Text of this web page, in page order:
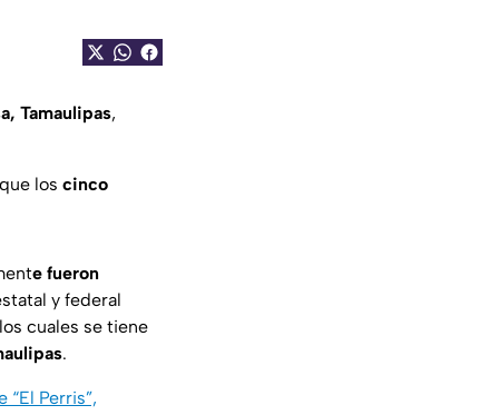
Tamaulipas,
los cinco
e fueron
y federal
cuales se tiene
.
“El Perris”,